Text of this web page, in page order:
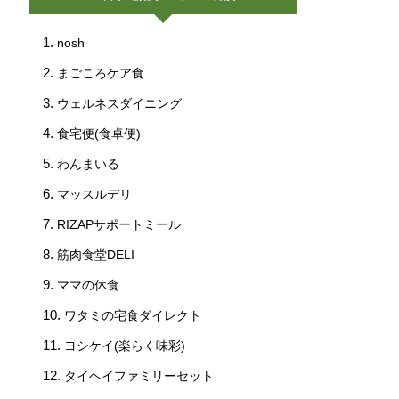
nosh
まごころケア食
ウェルネスダイニング
食宅便(食卓便)
わんまいる
マッスルデリ
RIZAPサポートミール
筋肉食堂DELI
ママの休食
ワタミの宅食ダイレクト
ヨシケイ(楽らく味彩)
タイヘイファミリーセット